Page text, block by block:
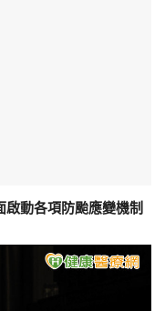
動各項防颱應變機制